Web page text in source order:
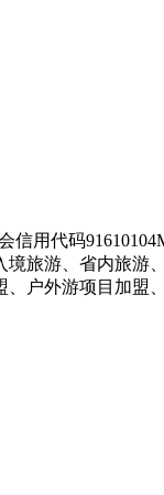
用代码
旅游、省内旅游
户外游项目加盟